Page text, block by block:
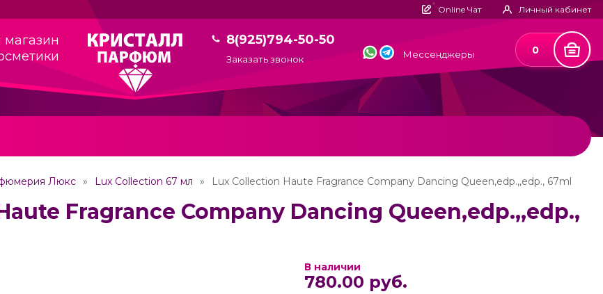
Online Чат Личный кабинет
8(925)794-50-50
Заказать звонок Мессенджеры 0
Люкс Lux Collection 67 мл Lux Collection Haute Fragrance Company Dancing Queen,edp.,,edp., 67ml
Fragrance Company Dancing Queen,edp.,,edp.,
В наличии
780.00 руб.